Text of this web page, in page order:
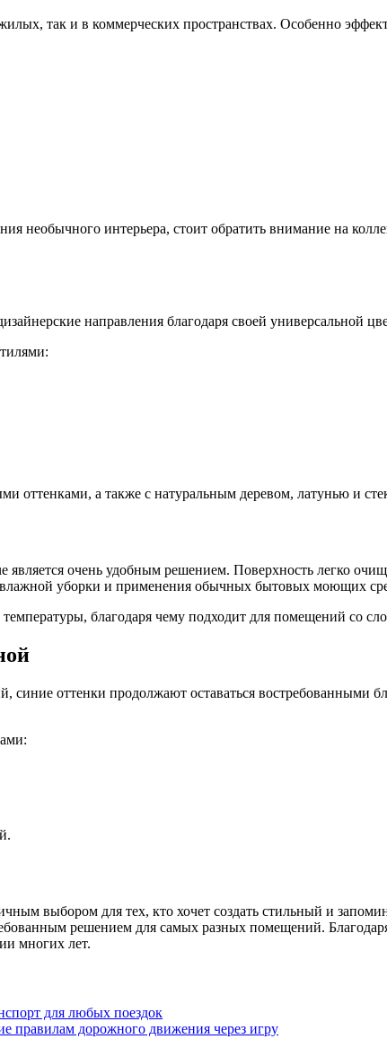
так и в коммерческих пространствах. Особенно
необычного интерьера, стоит обратить внимание на
направления благодаря своей универсальной
оттенками, а также с натуральным деревом, латунью и
очень удобным решением. Поверхность легко
влажной уборки и применения обычных бытовых моющих
благодаря чему подходит для помещений со
оттенки продолжают оставаться востребованными
выбором для тех, кто хочет создать стильный и
решением для самых разных помещений.
многих лет.
для любых поездок
правилам дорожного движения через игру